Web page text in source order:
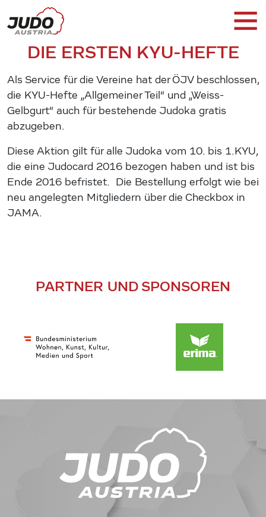
DIE ERSTEN KYU-HEFTE
Als Service für die Vereine hat der ÖJV beschlossen,
die KYU-Hefte „Allgemeiner Teil“ und „Weiss-
Gelbgurt“ auch für bestehende Judoka gratis
abzugeben.
Diese Aktion gilt für alle Judoka vom 10. bis 1.KYU,
die eine Judocard 2016 bezogen haben und ist bis
Ende 2016 befristet. Die Bestellung erfolgt wie bei
neu angelegten Mitgliedern über die Checkbox in
JAMA.
PARTNER UND SPONSOREN